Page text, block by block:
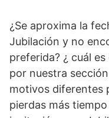
¿Se aproxima la
Jubilación y no
preferida? ¿ cuál
por nuestra
motivos diferentes
pierdas más